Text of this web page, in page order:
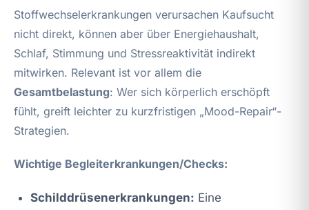
Stoffwechselerkrankungen verursachen Kaufsucht
nicht direkt, können aber über Energiehaushalt,
Schlaf, Stimmung und Stressreaktivität indirekt
mitwirken. Relevant ist vor allem die
Gesamtbelastung: Wer sich körperlich erschöpft
fühlt, greift leichter zu kurzfristigen „Mood-Repair“-
Strategien.
Wichtige Begleiterkrankungen/Checks:
Schilddrüsenerkrankungen: Eine